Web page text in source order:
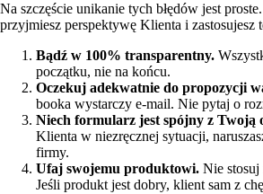
Na szczęście unikanie tych błędów jest
przyjmiesz perspektywę Klienta i zastosujesz
Bądź w 100% transparentny.
początku, nie na końcu.
Oczekuj adekwatnie do propozycji
booka wystarczy e-mail. Nie pytaj o
Niech formularz jest spójny z Twoją
Klienta w niezręcznej sytuacji,
firmy.
Ufaj swojemu produktowi. Nie stosuj
Jeśli produkt jest dobry, klient sam z